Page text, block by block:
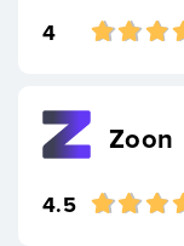
4
Zoon
4.5